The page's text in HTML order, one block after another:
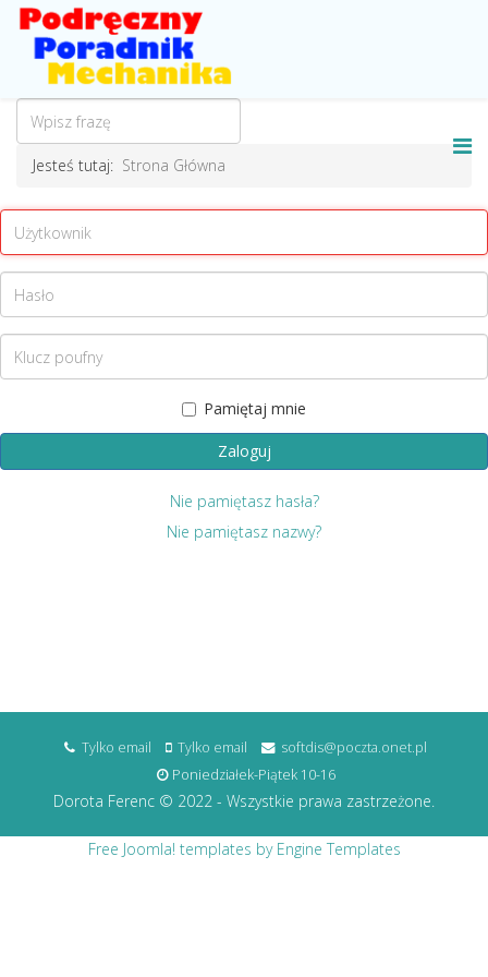
Jesteś tutaj: Strona Główna
Pamiętaj mnie
Zaloguj
Nie pamiętasz hasła?
Nie pamiętasz nazwy?
Tylko email Tylko email
softdis@poczta.onet.pl
Poniedziałek-Piątek 10-16
Dorota Ferenc © 2022 - Wszystkie prawa zastrzeżone.
Free Joomla! templates by Engine Templates